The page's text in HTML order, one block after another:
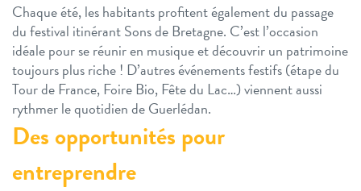
Chaque été, les habitants profitent également du passage
du festival itinérant Sons de Bretagne. C’est l’occasion
idéale pour se réunir en musique et découvrir un patrimoine
toujours plus riche ! D’autres événements festifs (étape du
Tour de France, Foire Bio, Fête du Lac…) viennent aussi
rythmer le quotidien de Guerlédan.
Des opportunités pour
entreprendre